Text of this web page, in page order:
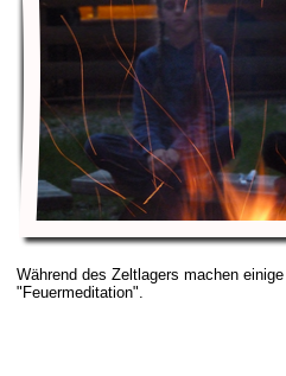
Während des Zeltlagers machen
"Feuermeditation".